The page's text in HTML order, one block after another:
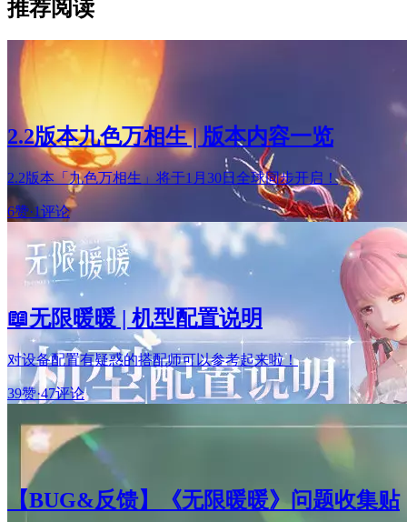
推荐阅读
2.2版本九色万相生 | 版本内容一览
2.2版本「九色万相生」将于1月30日全球同步开启！
6赞·1评论
📖无限暖暖 | 机型配置说明
对设备配置有疑惑的搭配师可以参考起来啦！
39赞·47评论
【BUG&反馈】《无限暖暖》问题收集贴